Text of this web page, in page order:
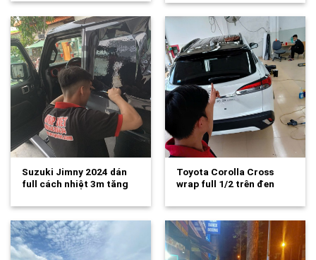
Suzuki Jimny 2024 dán
full cách nhiệt 3m tăng
Toyota Corolla Cross
wrap full 1/2 trên đen